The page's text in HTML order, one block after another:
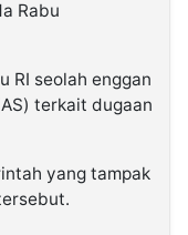
Rabu
RI seolah enggan
terkait dugaan
yang tampak